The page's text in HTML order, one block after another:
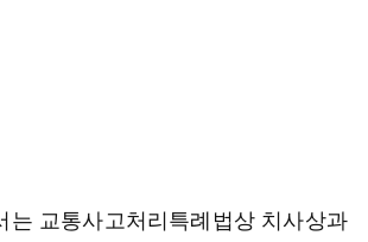
는 교통사고처리특례법상 치사상과